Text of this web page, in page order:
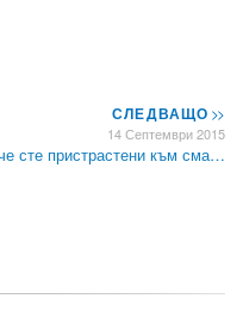
СЛЕДВАЩО>>
14 Септември 2015
сте пристрастени към сма…